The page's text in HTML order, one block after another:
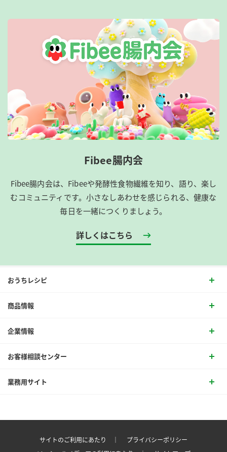
Fibee腸内会
Fibee腸内会は、​Fibeeや発酵性食物繊維を知り、語り、楽し
むコミュニティです。​小さなしあわせを感じられる、健康な
毎日を一緒につくりましょう。
詳しくはこちら
おうちレシピ
商品情報
企業情報
お客様相談センター
業務用サイト
サイトのご利用にあたり ｜
プライバシーポリシー